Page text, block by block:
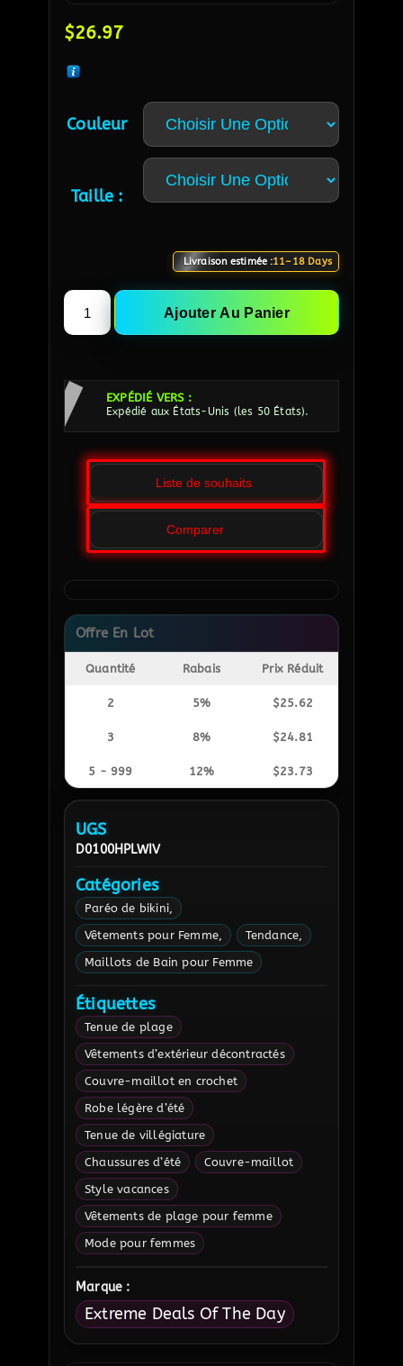
$26.97
Couleur
Taille :
Livraison estimée :11–18 Days
Ajouter Au Panier
EXPÉDIÉ VERS :
Expédié aux États-Unis (les 50 États).
Liste de souhaits
Comparer
Offre En Lot
Quantité Rabais Prix Réduit
2 5% $25.62
3 8% $24.81
5 - 999 12% $23.73
UGS
D0100HPLWIV
Catégories
Paréo de bikini
Vêtements pour Femme
Tendance
Maillots de Bain pour Femme
Étiquettes
Tenue de plage
Vêtements d’extérieur décontractés
Couvre-maillot en crochet
Robe légère d’été
Tenue de villégiature
Chaussures d’été
Couvre-maillot
Style vacances
Vêtements de plage pour femme
Mode pour femmes
Marque :
Extreme Deals Of The Day